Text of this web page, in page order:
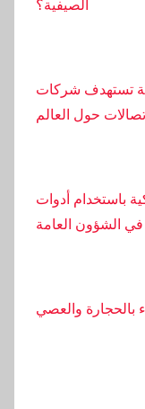
إطلاق النار في
الصيفية؟
تستهدف شركات
حول العالم
باستخدام أدوات
في الشؤون العامة
بالحجارة والعصي